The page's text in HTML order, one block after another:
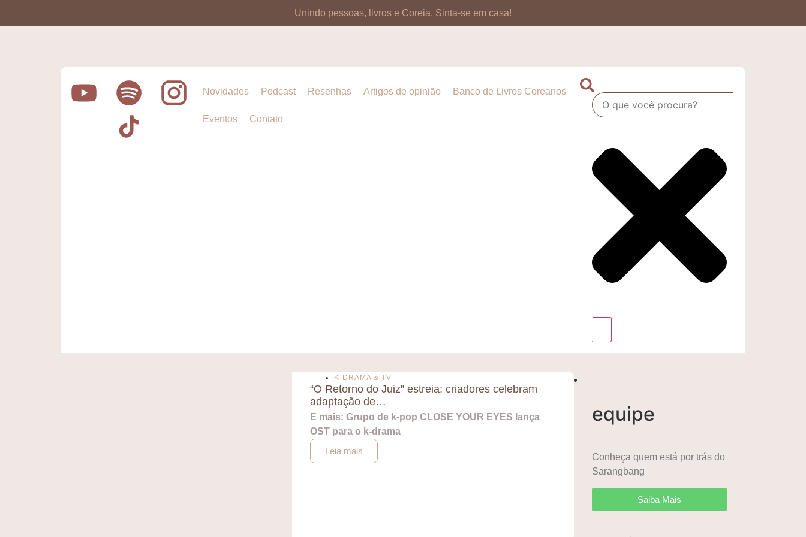
Unindo pessoas, livros e Coreia. Sinta-se em casa!
Novidades Podcast Resenhas Artigos de opinião Banco de Livros Coreanos
Eventos Contato
K-DRAMA & TV
“O Retorno do Juiz” estreia; criadores celebram
adaptação de…
E mais: Grupo de k-pop CLOSE YOUR EYES lança
OST para o k-drama
Leia mais
equipe
Conheça quem está por trás do
Sarangbang
Saiba Mais